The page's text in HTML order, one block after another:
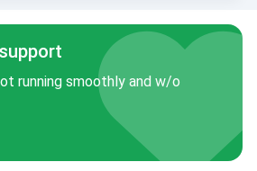
running smoothly and w/o